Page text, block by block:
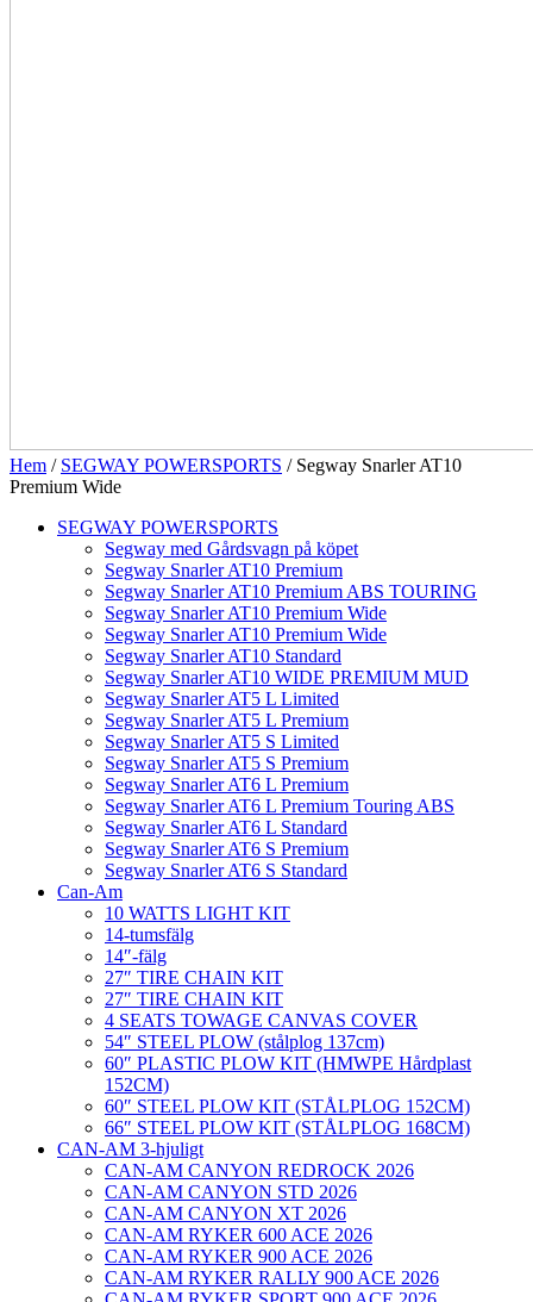
Hem / SEGWAY POWERSPORTS / Segway Snarler AT10
Premium Wide
SEGWAY POWERSPORTS
Segway med Gårdsvagn på köpet
Segway Snarler AT10 Premium
Segway Snarler AT10 Premium ABS TOURING
Segway Snarler AT10 Premium Wide
Segway Snarler AT10 Premium Wide
Segway Snarler AT10 Standard
Segway Snarler AT10 WIDE PREMIUM MUD
Segway Snarler AT5 L Limited
Segway Snarler AT5 L Premium
Segway Snarler AT5 S Limited
Segway Snarler AT5 S Premium
Segway Snarler AT6 L Premium
Segway Snarler AT6 L Premium Touring ABS
Segway Snarler AT6 L Standard
Segway Snarler AT6 S Premium
Segway Snarler AT6 S Standard
Can-Am
10 WATTS LIGHT KIT
14-tumsfälg
14″-fälg
27″ TIRE CHAIN KIT
27″ TIRE CHAIN KIT
4 SEATS TOWAGE CANVAS COVER
54″ STEEL PLOW (stålplog 137cm)
60″ PLASTIC PLOW KIT (HMWPE Hårdplast
152CM)
60″ STEEL PLOW KIT (STÅLPLOG 152CM)
66″ STEEL PLOW KIT (STÅLPLOG 168CM)
CAN-AM 3-hjuligt
CAN-AM CANYON REDROCK 2026
CAN-AM CANYON STD 2026
CAN-AM CANYON XT 2026
CAN-AM RYKER 600 ACE 2026
CAN-AM RYKER 900 ACE 2026
CAN-AM RYKER RALLY 900 ACE 2026